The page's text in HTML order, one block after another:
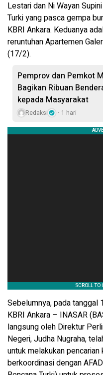
Lestari dan Ni Wayan
Turki yang pasca gempa
KBRI Ankara. Keduanya
reruntuhan Apartemen
(17/2).
Pemprov dan Pemkot
Bagikan Ribuan
kepada Masyarakat
Redaksi 1 hari
Sebelumnya, pada tanggal
KBRI Ankara – INASAR
langsung oleh Direktur
Negeri, Judha Nugraha,
untuk melakukan
berkoordinasi dengan